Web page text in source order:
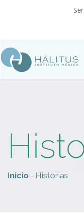
Inicio - Historias